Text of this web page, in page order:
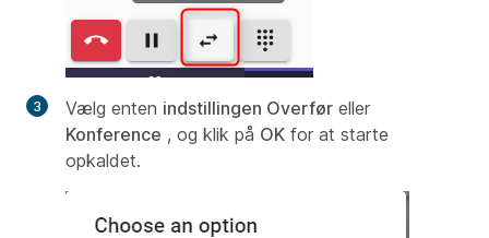
Vælg enten indstillingen Overfør eller
Konference , og klik på OK for at starte
opkaldet.